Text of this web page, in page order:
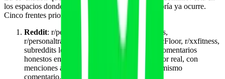
los espacios donde la conversación sobre tu categoría ya ocurre.
Cinco frentes priorizados:
Reddit: r/personaltraining, r/fitness, r/Fitness,
r/personaltrainers, r/physicaltherapy, r/PelvicFloor, r/xxfitness,
subreddits locales (r/madrid, r/barcelona). Comentarios
honestos en hilos donde tu marca aporta valor real, con
menciones a herramientas adyacentes en el mismo
comentario, son co-citaciones de oro.